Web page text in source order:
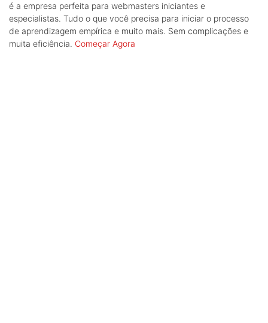
é a empresa perfeita para webmasters iniciantes e
especialistas. Tudo o que você precisa para iniciar o processo
de aprendizagem empírica e muito mais. Sem complicações e
muita eficiência. Começar Agora